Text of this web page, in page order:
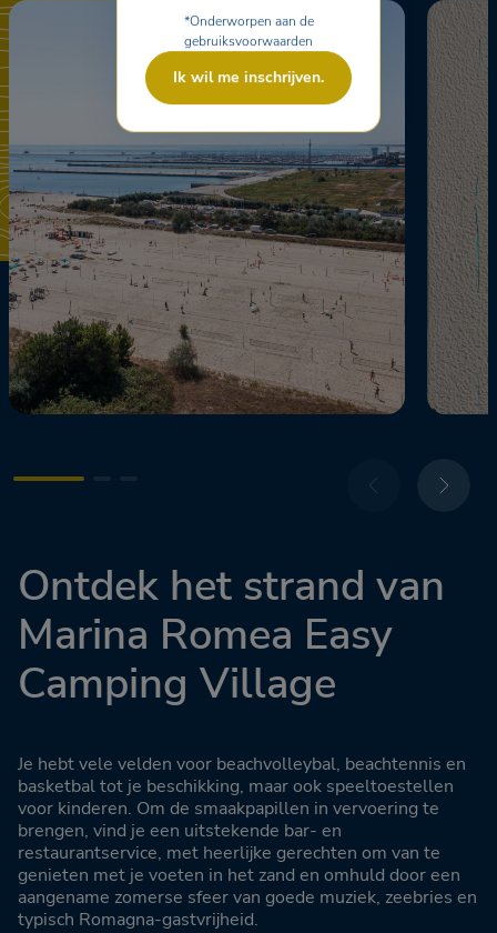
Ontdek het strand van
Marina Romea Easy
Camping Village
Je hebt vele velden voor beachvolleybal, beachtennis en
basketbal tot je beschikking, maar ook speeltoestellen
voor kinderen. Om de smaakpapillen in vervoering te
brengen, vind je een uitstekende bar- en
restaurantservice, met heerlijke gerechten om van te
genieten met je voeten in het zand en omhuld door een
aangename zomerse sfeer van goede muziek, zeebries en
typisch Romagna-gastvrijheid.
*Onderworpen aan de
gebruiksvoorwaarden
Ik wil me inschrijven.